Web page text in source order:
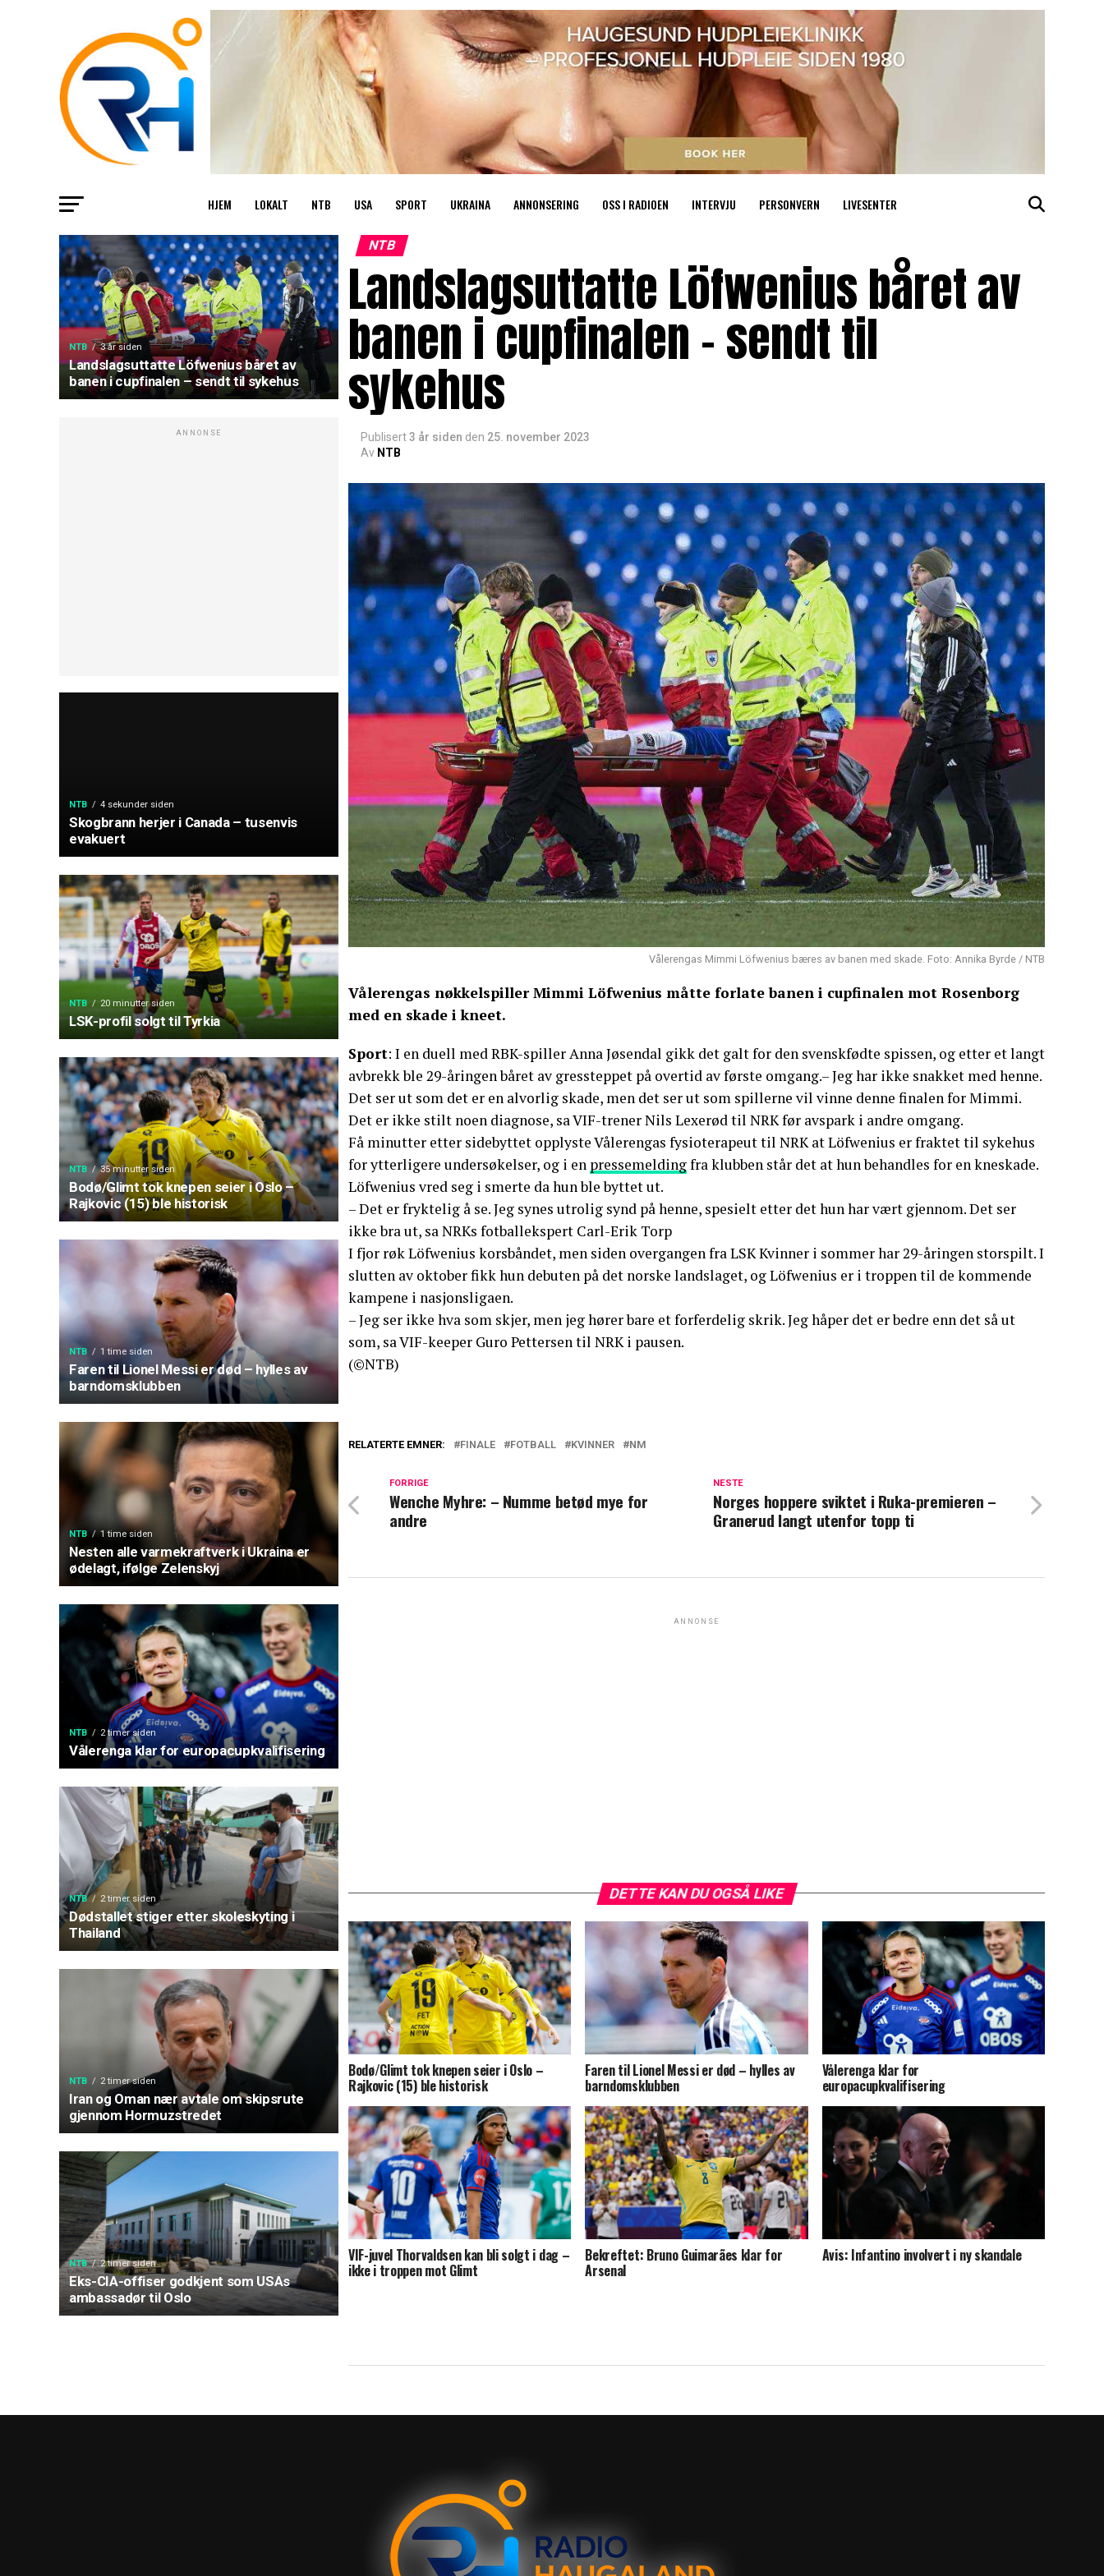
HJEM LOKALT NTB USA SPORT UKRAINA ANNONSERING OSS I RADIOEN INTERVJU PERSONVERN LIVESENTER
NTB 3 år siden
Landslagsuttatte Löfwenius båret av
banen i cupfinalen – sendt til sykehus
ANNONSE
NTB 4 sekunder siden
Skogbrann herjer i Canada – tusenvis
evakuert
NTB 20 minutter siden
LSK-profil solgt til Tyrkia
NTB 35 minutter siden
Bodø/Glimt tok knepen seier i Oslo –
Rajkovic (15) ble historisk
NTB 1 time siden
Faren til Lionel Messi er død – hylles av
barndomsklubben
NTB 1 time siden
Nesten alle varmekraftverk i Ukraina er
ødelagt, ifølge Zelenskyj
NTB 2 timer siden
Vålerenga klar for europacupkvalifisering
NTB 2 timer siden
Dødstallet stiger etter skoleskyting i
Thailand
NTB 2 timer siden
Iran og Oman nær avtale om skipsrute
gjennom Hormuzstredet
NTB 2 timer siden
Eks-CIA-offiser godkjent som USAs
ambassadør til Oslo
NTB
Landslagsuttatte Löfwenius båret av
banen i cupfinalen – sendt til
sykehus
Publisert3 år siden den 25. november 2023
Av NTB
Vålerengas Mimmi Löfwenius bæres av banen med skade. Foto: Annika Byrde / NTB
Vålerengas nøkkelspiller Mimmi Löfwenius måtte forlate banen i cupfinalen mot Rosenborg
med en skade i kneet.
Sport: I en duell med RBK-spiller Anna Jøsendal gikk det galt for den svenskfødte spissen, og etter et langt
avbrekk ble 29-åringen båret av gressteppet på overtid av første omgang.– Jeg har ikke snakket med henne.
Det ser ut som det er en alvorlig skade, men det ser ut som spillerne vil vinne denne finalen for Mimmi.
Det er ikke stilt noen diagnose, sa VIF-trener Nils Lexerød til NRK før avspark i andre omgang.
Få minutter etter sidebyttet opplyste Vålerengas fysioterapeut til NRK at Löfwenius er fraktet til sykehus
for ytterligere undersøkelser, og i en pressemeldingfra klubben står det at hun behandles for en kneskade.
Löfwenius vred seg i smerte da hun ble byttet ut.
– Det er fryktelig å se. Jeg synes utrolig synd på henne, spesielt etter det hun har vært gjennom. Det ser
ikke bra ut, sa NRKs fotballekspert Carl-Erik Torp
I fjor røk Löfwenius korsbåndet, men siden overgangen fra LSK Kvinner i sommer har 29-åringen storspilt. I
slutten av oktober fikk hun debuten på det norske landslaget, og Löfwenius er i troppen til de kommende
kampene i nasjonsligaen.
– Jeg ser ikke hva som skjer, men jeg hører bare et forferdelig skrik. Jeg håper det er bedre enn det så ut
som, sa VIF-keeper Guro Pettersen til NRK i pausen.
(©NTB)
RELATERTE EMNER: FINALE FOTBALL KVINNER NM
NESTE
Norges hoppere sviktet i Ruka-premieren –
Granerud langt utenfor topp ti
FORRIGE
Wenche Myhre: – Numme betød mye for
andre
ANNONSE
DETTE KAN DU OGSÅ LIKE
Bodø/Glimt tok knepen seier i Oslo –
Rajkovic (15) ble historisk
Faren til Lionel Messi er død – hylles av
barndomsklubben
Vålerenga klar for
europacupkvalifisering
VIF-juvel Thorvaldsen kan bli solgt i dag –
ikke i troppen mot Glimt
Bekreftet: Bruno Guimarães klar for
Arsenal
Avis: Infantino involvert i ny skandale